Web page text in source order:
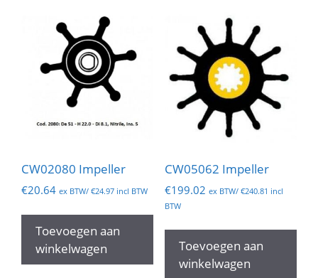
CW02080 Impeller
€20.64 ex BTW/ €24.97 incl BTW
Toevoegen aan
winkelwagen
CW05062 Impeller
€199.02 ex BTW/ €240.81 incl
BTW
Toevoegen aan
winkelwagen